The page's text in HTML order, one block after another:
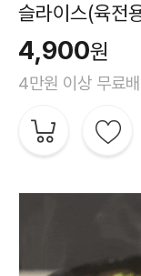
슬라이스(육전
4,900원
4만원 이상 무료